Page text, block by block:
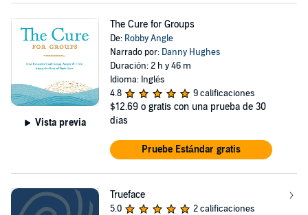
Vista previa
The Cure for Groups
De: Robby Angle
Narrado por: Danny Hughes
Duración: 2 h y 46 m
Idioma: Inglés
4.8
9 calificaciones
$12.69 o gratis con una prueba de 30
días
Pruebe Estándar gratis
Trueface
5.0 2 calificaciones